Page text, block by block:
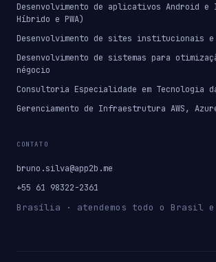
Desenvolvimento de aplicativos Android e
Híbrido e PWA)
Desenvolvimento de sites institucionais e
Desenvolvimento de sistemas para
négocio
Consultoria Especialidade em Tecnologia
Gerenciamento de Infraestrutura AWS,
CONTATO
bruno.silva@app2b.me
+55 61 98322-2361
Brasília · atendemos todo o Brasil